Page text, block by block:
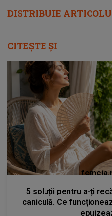
DISTRIBUIE
CITEȘTE ȘI
5 soluții pentru a-ți
caniculă. Ce